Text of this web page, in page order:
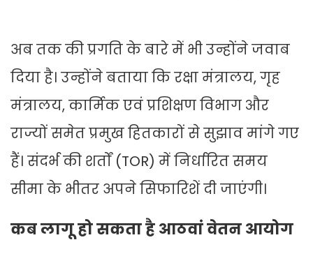
अब तक की प्रगति के बारे में भी उन्होंने जवाब
दिया है। उन्होंने बताया कि रक्षा मंत्रालय, गृह
मंत्रालय, कार्मिक एवं प्रशिक्षण विभाग और
राज्यों समेत प्रमुख हितकारों से सुझाव मांगे गए
हैं। संदर्भ की शर्तों (TOR) में निर्धारित समय
सीमा के भीतर अपने सिफारिशें दी जाएंगी।
कब लागू हो सकता है आठवां वेतन आयोग